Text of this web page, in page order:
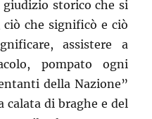
storico che si
ciò che significò e ciò
assistere a
pompato ogni
della Nazione”
calata di braghe e del